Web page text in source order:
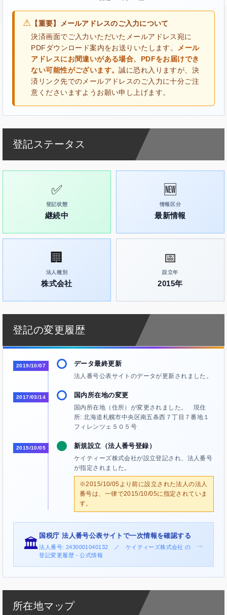
⚠ 【重要】メールアドレスのご入力について
決済画面でご入力いただいたメールアドレス宛に
PDFダウンロード案内をお送りいたします。
メール
アドレスにお間違いがある場合、PDFをお届けでき
ない可能性がございます。誠に恐れ入りますが、決
済リンク先でのメールアドレスのご入力に十分ご注
意くださいますようお願い申し上げます。
登記ステータス
✅
登記状態
継続中
🆕
情報区分
最新情報
🏢
法人種別
株式会社
📅
設立年
2015年
登記の変更履歴
2019/10/07 データ最終更新
法人番号公表サイトのデータが更新されました。
2017/03/14 国内所在地の変更
国内所在地（住所）が変更されました。 現住
所: 北海道札幌市中央区南五条西７丁目７番地１
フィレンツェ５０５号
2015/10/05 新規設立（法人番号登録）
ケイティーズ株式会社が設立登記され、法人番号
が指定されました。
※2015/10/05より前に設立された法人の法人
番号は、一律で2015/10/05に指定されていま
す。
🏛️
国税庁 法人番号公表サイトで一次情報を確認する
法人番号: 2430001040132 ／ ケイティーズ株式会社 の
登記変更履歴・公式情報
→
所在地マップ